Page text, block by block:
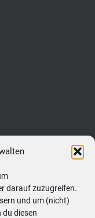
darauf zuzugreifen.
und um (nicht)
du diesen